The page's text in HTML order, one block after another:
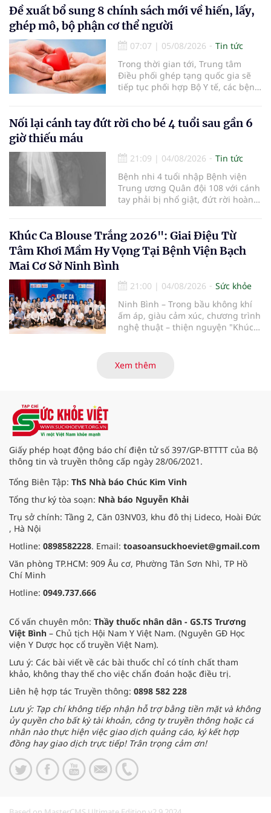
nhận 32.286.360 người, chiếm gần
30% dân số cả nước đã được khám
sức khỏe định kỳ năm nay.
Đề xuất bổ sung 8 chính sách mới về hiến, lấy,
ghép mô, bộ phận cơ thể người
07:07 | 05/08/2026
Tin tức
Trong thời gian tới, Trung tâm
Điều phối ghép tạng quốc gia sẽ
tiếp tục phối hợp Bộ Y tế, các bệnh
cường truyền thông, hoàn thiện
quy trình chuyên môn và hệ thống
hiến và ghép mô tạng.
Nối lại cánh tay đứt rời cho bé 4 tuổi sau gần 6
giờ thiếu máu
21:09 | 04/08/2026
Tin tức
Bệnh nhi 4 tuổi nhập Bệnh viện
Trung ương Quân đội 108 với cánh
tay phải bị nhổ giật, đứt rời hoàn
thương nặng và thời gian thiếu
máu kéo dài, các bác sĩ đã tái lập
tuần hoàn thành công sau ca vi
phẫu kéo dài 3 giờ.
Khúc Ca Blouse Trắng 2026": Giai Điệu Từ
Tâm Khơi Mầm Hy Vọng Tại Bệnh Viện Bạch
Mai Cơ Sở Ninh Bình
21:00 | 04/08/2026
Sức khỏe
Ninh Bình – Trong bầu không khí
ấm áp, giàu cảm xúc, chương trình
nghệ thuật – thiện nguyện "Khúc
điểm dừng chân đầu tiên tại Bệnh
viện Bạch Mai cơ sở Ninh Bình.
Xem thêm
Giấy phép hoạt động báo chí điện tử số 397/GP-BTTTT của Bộ
thông tin và truyền thông cấp ngày 28/06/2021.
Tổng Biên Tập: ThS Nhà báo Chúc Kim Vinh
Tổng thư ký tòa soạn: Nhà báo Nguyễn Khải
Trụ sở chính: Tầng 2, Căn 03NV03, khu đô thị Lideco, Hoài Đức
, Hà Nội
Hotline: 0898582228. Email: toasoansuckhoeviet@gmail.com
Văn phòng TP.HCM: 909 Âu cơ, Phường Tân Sơn Nhì, TP Hồ
Chí Minh
Hotline: 0949.737.666
Cố vấn chuyên môn: Thầy thuốc nhân dân - GS.TS Trương
Việt Bình – Chủ tịch Hội Nam Y Việt Nam. (Nguyên GĐ Học
viện Y Dược học cổ truyền Việt Nam).
Lưu ý: Các bài viết về các bài thuốc chỉ có tính chất tham
khảo, không thay thế cho việc chẩn đoán hoặc điều trị.
Liên hệ hợp tác Truyền thông: 0898 582 228
Lưu ý: Tạp chí không tiếp nhận hỗ trợ bằng tiền mặt và không
ủy quyền cho bất kỳ tài khoản, công ty truyền thông hoặc cá
nhân nào thực hiện việc giao dịch quảng cáo, ký kết hợp
đồng hay giao dịch trực tiếp! Trân trọng cảm ơn!